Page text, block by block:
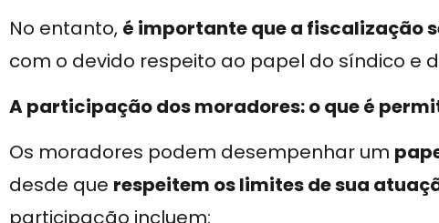
No entanto, é importante que a fiscalização
com o devido respeito ao papel do síndico e
A participação dos moradores: o que é
Os moradores podem desempenhar um
desde que respeitem os limites de sua
participação incluem: